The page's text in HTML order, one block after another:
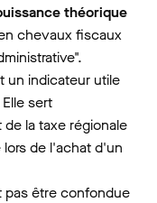
théorique
chevaux fiscaux
un indicateur utile
sert
la taxe régionale
de l'achat d'un
pas être confondue